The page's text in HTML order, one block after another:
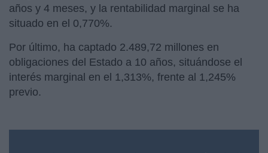
años y 4 meses, y la rentabilidad marginal se ha
situado en el 0,770%.
Por último, ha captado 2.489,72 millones en
obligaciones del Estado a 10 años, situándose el
interés marginal en el 1,313%, frente al 1,245%
previo.